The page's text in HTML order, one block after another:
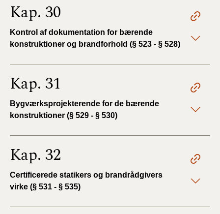
Kap. 30
Kontrol af dokumentation for bærende
konstruktioner og brandforhold (§ 523 - § 528)
Kap. 31
Bygværksprojekterende for de bærende
konstruktioner (§ 529 - § 530)
Kap. 32
Certificerede statikers og brandrådgivers
virke (§ 531 - § 535)